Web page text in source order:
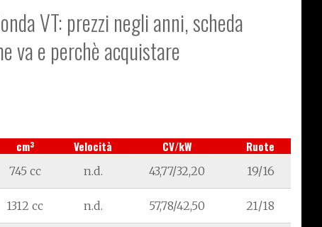
VT: prezzi negli anni, scheda
va e perchè acquistare
cm3 Velocità CV/kW Ruote
745 cc n.d. 43,77/32,20 19/16
1312 cc n.d. 57,78/42,50 21/18